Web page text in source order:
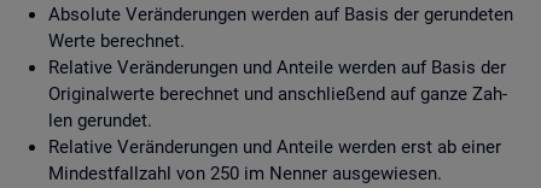
Ab­so­lu­te Ver­än­de­run­gen wer­den auf Basis der ge­run­de­ten
Werte be­rech­net.
Re­la­ti­ve Ver­än­de­run­gen und An­tei­le wer­den auf Basis der
Ori­gi­nal­wer­te be­rech­net und an­schlie­ßend auf ganze Zah­
len ge­run­det.
Re­la­ti­ve Ver­än­de­run­gen und An­tei­le wer­den erst ab einer
Min­dest­fall­zahl von 250 im Nen­ner aus­ge­wie­sen.